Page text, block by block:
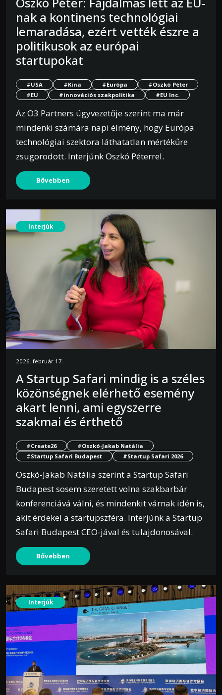
nak a kontinens technológiai
lemaradása, ezért vették észre a
politikusok az európai
startupokat
#USA #Kína #Európa
#Oszkó Péter
#EU
#innovációs szakpolitika #EU Inc.
Az O3 Partners ügyvezetője szerint ma már
mindenki számára napi élmény, hogy Európa
technológiai szektora láthatatlan mértékűre
zsugorodott. Interjúnk Oszkó Péterrel.
Bővebben
Interjúk
2026. február 17.
A Startup Safari mindig is a széles
közönségnek elérhető esemény
akart lenni, ami egyszerre
szakmai és érthető
#Create26
#Oszkó-Jakab Natália
#Startup Safari Budapest
#Startup Safari 2026
Oszkó-Jakab Natália szerint a Startup Safari
Budapest sosem szeretett volna szakbarbár
konferenciává válni, és mindenkit várnak idén is,
akit érdekel a startupszféra. Interjúnk a Startup
Safari Budapest CEO-jával és tulajdonosával.
Bővebben
Interjúk